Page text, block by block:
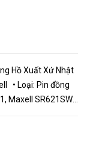
Hồ Xuất Xứ Nhật
• Loại: Pin đồng
Maxell SR621SW,